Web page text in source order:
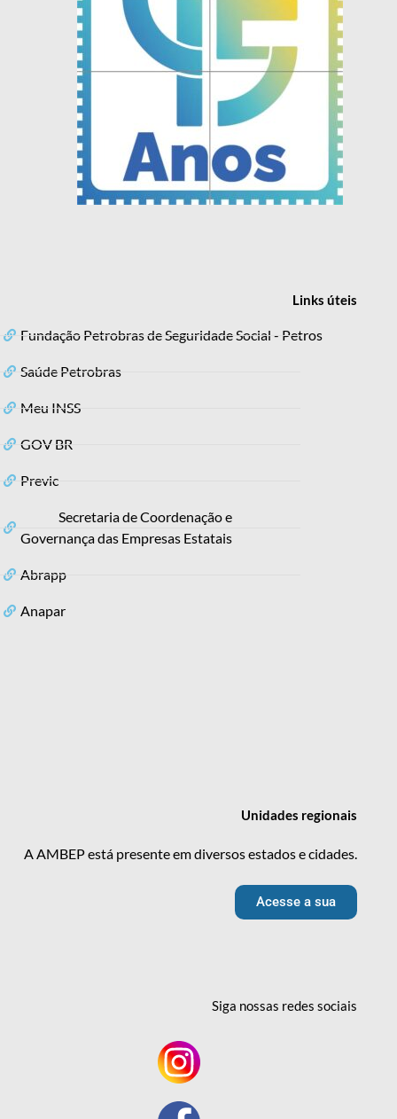
Linksúteis
Fundação Petrobras de Seguridade Social - Petros
Saúde Petrobras
Meu INSS
GOV BR
Previc
Secretaria de Coordenação e
Governança das Empresas Estatais
Abrapp
Anapar
Unidades regionais
A AMBEP está presente em diversos estados e cidades.
Acesse a sua
Siga nossas redessociais